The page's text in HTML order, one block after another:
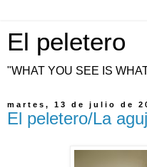
El peletero
"WHAT YOU SEE IS
martes, 13 de julio de
El peletero/La